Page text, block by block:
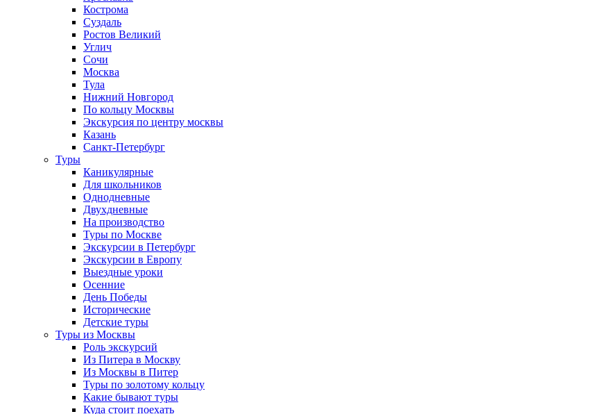
Кострома
Суздаль
Ростов Великий
Углич
Сочи
Москва
Тула
Нижний Новгород
По кольцу Москвы
Экскурсия по центру москвы
Казань
Санкт-Петербург
Туры
Каникулярные
Для школьников
Однодневные
Двухдневные
На производство
Туры по Москве
Экскурсии в Петербург
Экскурсии в Европу
Выездные уроки
Осенние
День Победы
Исторические
Детские туры
Туры из Москвы
Роль экскурсий
Из Питера в Москву
Из Москвы в Питер
Туры по золотому кольцу
Какие бывают туры
Куда стоит поехать